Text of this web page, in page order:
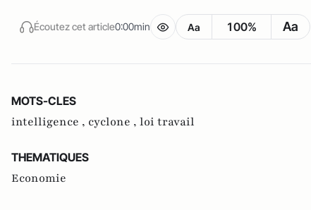
Écoutez cet article0:00min Aa 100% Aa
MOTS-CLES
intelligence , cyclone , loi travail
THEMATIQUES
Economie